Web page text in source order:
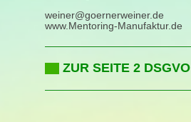
weiner@goernerweiner.de
www.Mentoring-Manufaktur.de
ZUR SEITE 2 DSGVO